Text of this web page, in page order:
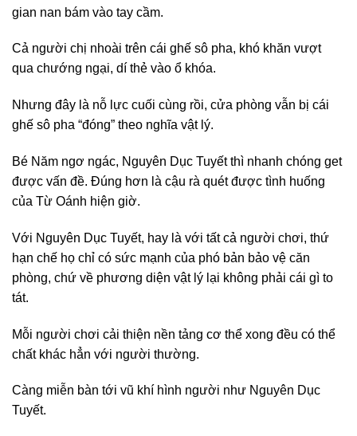
gian nan bám vào tay cầm.
Cả người chị nhoài trên cái ghế sô pha, khó khăn vượt
qua chướng ngại, dí thẻ vào ổ khóa.
Nhưng đây là nỗ lực cuối cùng rồi, cửa phòng vẫn bị cái
ghế sô pha “đóng” theo nghĩa vật lý.
Bé Năm ngơ ngác, Nguyên Dục Tuyết thì nhanh chóng get
được vấn đề. Đúng hơn là cậu rà quét được tình huống
của Từ Oánh hiện giờ.
Với Nguyên Dục Tuyết, hay là với tất cả người chơi, thứ
hạn chế họ chỉ có sức mạnh của phó bản bảo vệ căn
phòng, chứ về phương diện vật lý lại không phải cái gì to
tát.
Mỗi người chơi cải thiện nền tảng cơ thể xong đều có thể
chất khác hẳn với người thường.
Càng miễn bàn tới vũ khí hình người như Nguyên Dục
Tuyết.